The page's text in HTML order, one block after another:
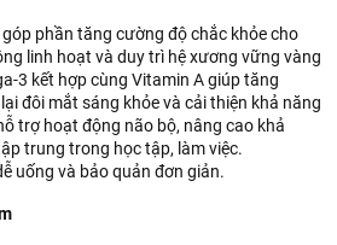
phần tăng cường độ chắc khỏe cho
linh hoạt và duy trì hệ xương vững vàng
3 kết hợp cùng Vitamin A giúp tăng
đôi mắt sáng khỏe và cải thiện khả năng
trợ hoạt động não bộ, nâng cao khả
trung trong học tập, làm việc.
uống và bảo quản đơn giản.